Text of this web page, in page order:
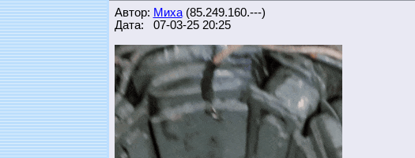
Автор: Миха(85.249.160.---)
Дата: 07-03-25 20:25